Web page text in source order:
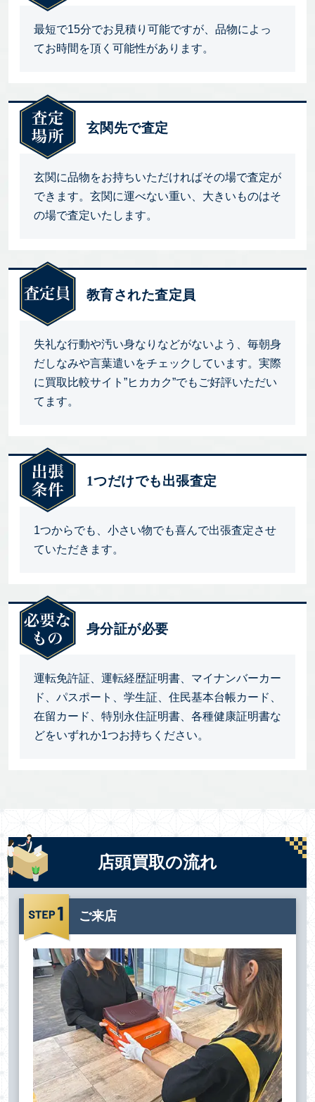
最短で15分でお見積り可能ですが、品物によっ
てお時間を頂く可能性があります。
玄関先で査定
玄関に品物をお持ちいただければその場で査定が
できます。玄関に運べない重い、大きいものはそ
の場で査定いたします。
教育された査定員
失礼な行動や汚い身なりなどがないよう、毎朝身
だしなみや言葉遣いをチェックしています。実際
に買取比較サイト”ヒカカク”でもご好評いただい
てます。
1つだけでも出張査定
1つからでも、小さい物でも喜んで出張査定させ
ていただきます。
身分証が必要
運転免許証、運転経歴証明書、マイナンバーカー
ド、パスポート、学生証、住民基本台帳カード、
在留カード、特別永住証明書、各種健康証明書な
どをいずれか1つお持ちください。
店頭買取の流れ
ご来店